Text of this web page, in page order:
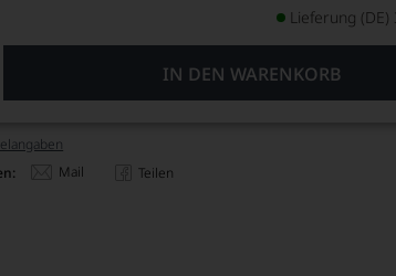
Lieferung
IN DEN WARENKORB
Mail Teilen